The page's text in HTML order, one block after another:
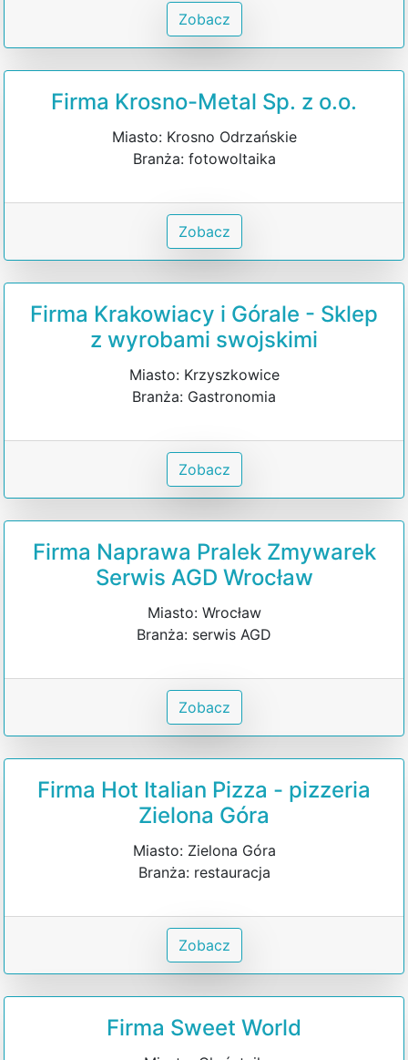
Zobacz
Firma Krosno-Metal Sp. z o.o.
Miasto: Krosno Odrzańskie
Branża: fotowoltaika
Zobacz
Firma Krakowiacy i Górale - Sklep
z wyrobami swojskimi
Miasto: Krzyszkowice
Branża: Gastronomia
Zobacz
Firma Naprawa Pralek Zmywarek
Serwis AGD Wrocław
Miasto: Wrocław
Branża: serwis AGD
Zobacz
Firma Hot Italian Pizza - pizzeria
Zielona Góra
Miasto: Zielona Góra
Branża: restauracja
Zobacz
Firma Sweet World